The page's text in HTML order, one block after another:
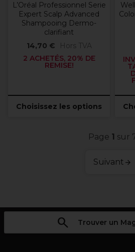
L’Oréal Professionnel Serie
Expert Scalp Advanced
Shampooing Dermo-
clarifiant
14,70 €
Hors TVA
2 ACHETÉS, 20% DE
REMISE!
Choisissez les options
Page 1 sur
Suivant
Trouver un